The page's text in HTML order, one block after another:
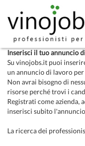
Inserisci il tuo annuncio
Su vinojobs.it puoi
un annuncio di lavoro
Non avrai bisogno di
risorse perché trovi i
Registrati come azienda,
inserisci subito
La ricerca dei